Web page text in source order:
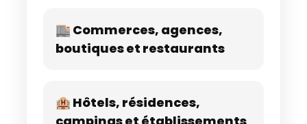
🏬 Commerces, agences,
boutiques et restaurants
🏨 Hôtels, résidences,